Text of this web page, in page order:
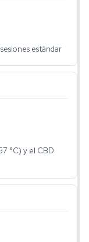
estándar
°C) y el CBD